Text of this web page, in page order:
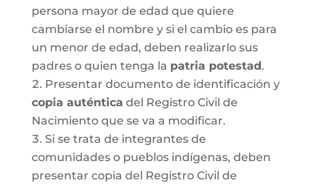
persona mayor de edad que quiere
cambiarse el nombre y si el cambio es para
un menor de edad, deben realizarlo sus
padres o quien tenga la patria potestad.
Presentar documento de identificación y
copia auténtica del Registro Civil de
Nacimiento que se va a modificar.
Si se trata de integrantes de
comunidades o pueblos indígenas, deben
presentar copia del Registro Civil de